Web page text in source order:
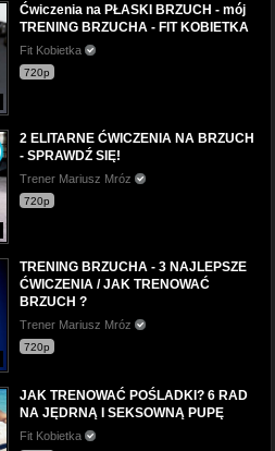
Ćwiczenia na PŁASKI BRZUCH - mój
TRENING BRZUCHA - FIT KOBIETKA
Fit Kobietka
720p
2 ELITARNE ĆWICZENIA NA BRZUCH
- SPRAWDŹ SIĘ!
Trener Mariusz Mróz
720p
TRENING BRZUCHA - 3 NAJLEPSZE
ĆWICZENIA / JAK TRENOWAĆ
BRZUCH ?
Trener Mariusz Mróz
720p
JAK TRENOWAĆ POŚLADKI? 6 RAD
NA JĘDRNĄ I SEKSOWNĄ PUPĘ
Fit Kobietka